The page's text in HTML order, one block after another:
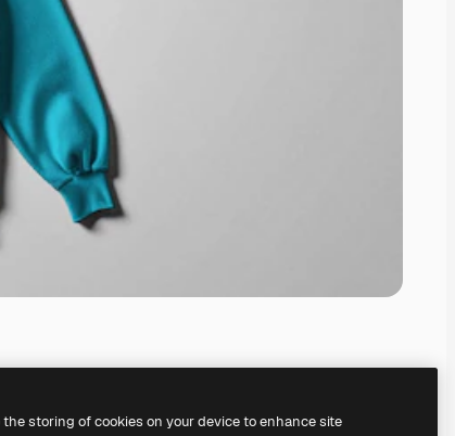
storing of cookies on your device to enhance site